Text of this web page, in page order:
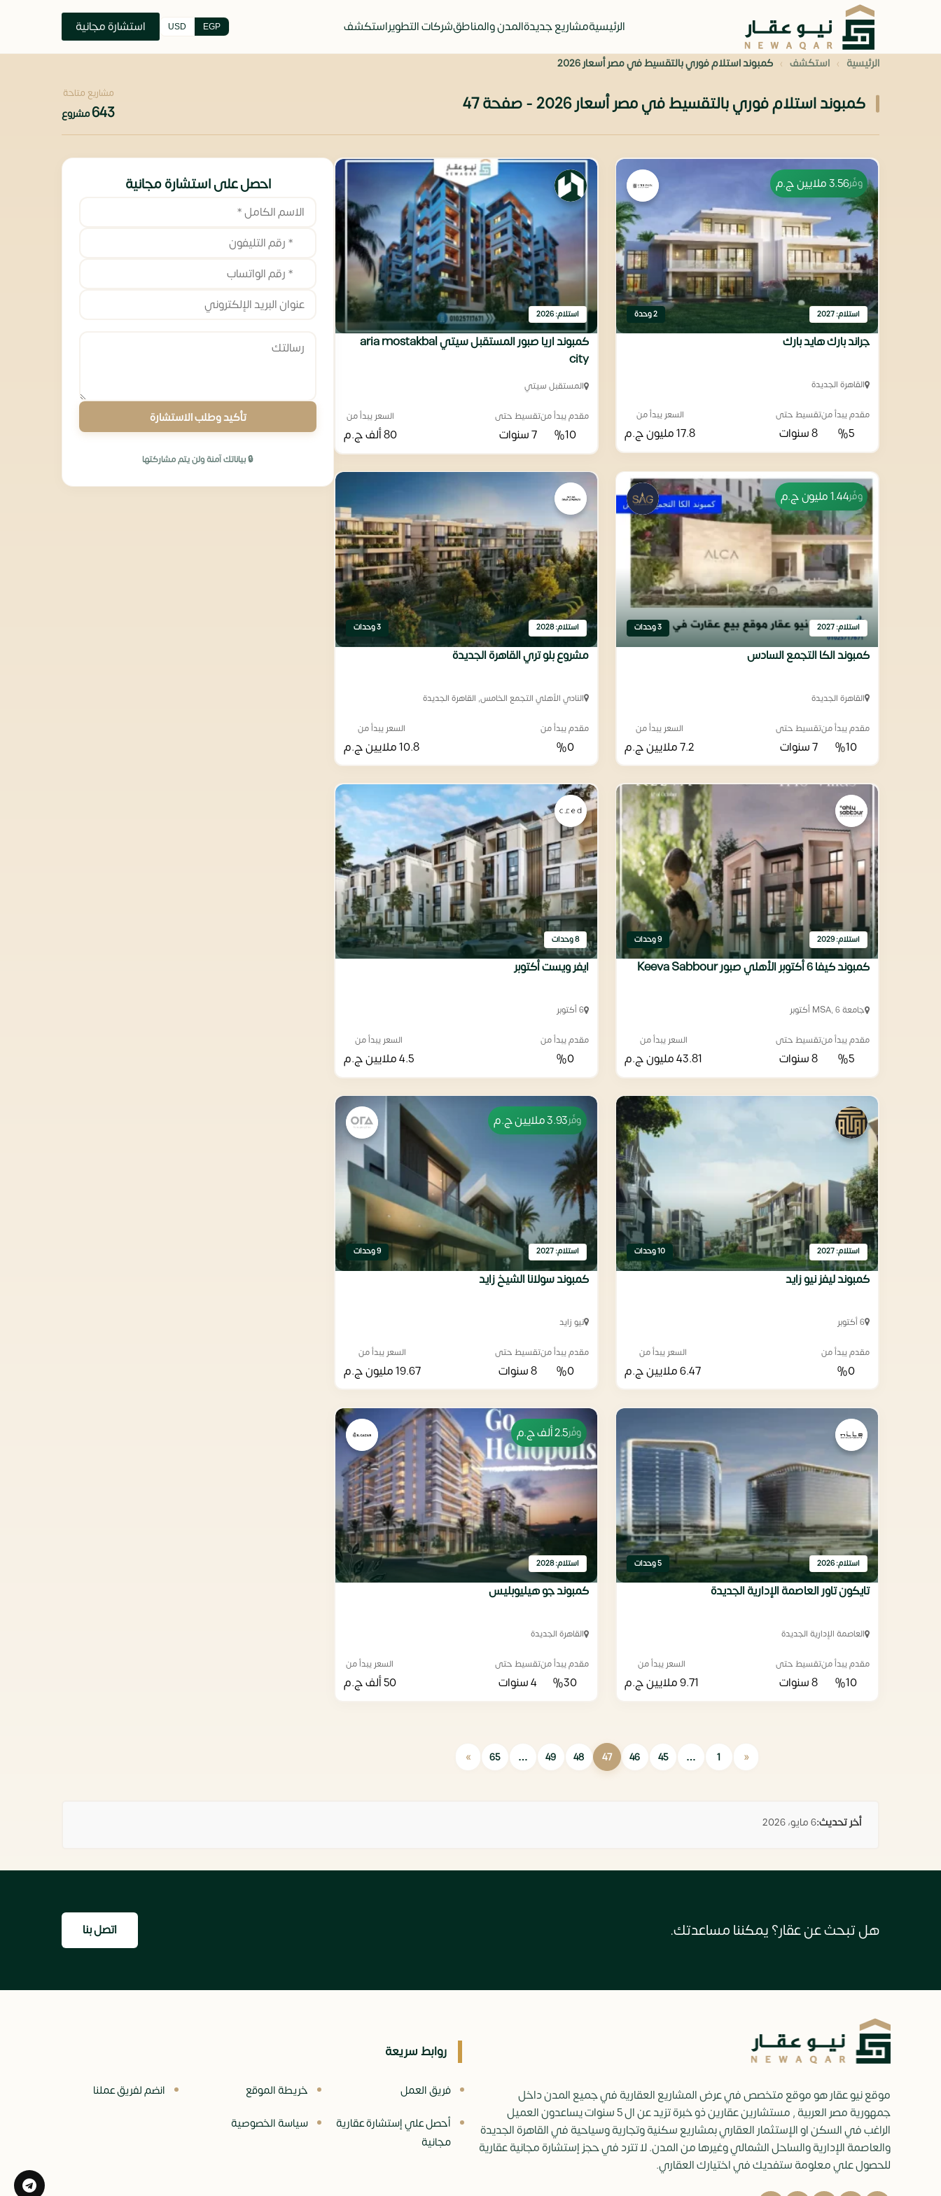
الرئيسيةمشاريع جديدةالمدن والمناطقشركات التطويراستكشف EGP
USD استشارة مجانية
الرئيسية › استكشف › كمبوند استلام فوري بالتقسيط في مصر أسعار 2026
كمبوند استلام فوري بالتقسيط في مصر أسعار 2026 - صفحة 47 مشاريع متاحة
643مشروع
وفّر3.56 ملايين ج.م
استلام: 2027 2 وحدة
جراند بارك هايد بارك
القاهرة الجديدة
مقدم يبدأ من
%5
تقسيط حتى
8 سنوات
السعر يبدأ من
17.8 مليون ج.م
استلام: 2026
كمبوند اريا صبور المستقبل سيتي aria mostakbal
city
المستقبل سيتي
مقدم يبدأ من
%10
تقسيط حتى
7 سنوات
السعر يبدأ من
80 ألف ج.م
وفّر1.44 مليون ج.م
استلام: 2027 3 وحدات
كمبوند الكا التجمع السادس
القاهرة الجديدة
مقدم يبدأ من
%10
تقسيط حتى
7 سنوات
السعر يبدأ من
7.2 ملايين ج.م
استلام: 2028 3 وحدات
مشروع بلو تري القاهرة الجديدة
النادي الأهلي التجمع الخامس, القاهرة الجديدة
مقدم يبدأ من
%0
السعر يبدأ من
10.8 ملايين ج.م
استلام: 2029 9 وحدات
كمبوند كيفا 6 أكتوبر الأهلي صبور Keeva Sabbour
جامعة MSA, 6 أكتوبر
مقدم يبدأ من
%5
تقسيط حتى
8 سنوات
السعر يبدأ من
43.81 مليون ج.م
8 وحدات
ايفر ويست أكتوبر
6 أكتوبر
مقدم يبدأ من
%0
السعر يبدأ من
4.5 ملايين ج.م
استلام: 2027 10 وحدات
كمبوند ليفز نيو زايد
6 أكتوبر
مقدم يبدأ من
%0
السعر يبدأ من
6.47 ملايين ج.م
وفّر3.93 ملايين ج.م
استلام: 2027 9 وحدات
كمبوند سولانا الشيخ زايد
نيو زايد
مقدم يبدأ من
%0
تقسيط حتى
8 سنوات
السعر يبدأ من
19.67 مليون ج.م
استلام: 2026 5 وحدات
تايكون تاور العاصمة الإدارية الجديدة
العاصمة الإدارية الجديدة
مقدم يبدأ من
%10
تقسيط حتى
8 سنوات
السعر يبدأ من
9.71 ملايين ج.م
وفّر2.5 ألف ج.م
استلام: 2028
كمبوند جو هيليوبليس
القاهرة الجديدة
مقدم يبدأ من
%30
تقسيط حتى
4 سنوات
السعر يبدأ من
50 ألف ج.م
«
1
…
45
46
47
48
49
…
65
»
احصل على استشارة مجانية
تأكيد وطلب الاستشارة
🔒 بياناتك آمنة ولن يتم مشاركتها
أخر تحديث:6 مايو، 2026
هل تبحث عن عقار؟ يمكننا مساعدتك. اتصل بنا
موقع نيو عقار هو موقع متخصص في عرض المشاريع العقارية في جميع المدن داخل
جمهورية مصر العربية , مستشارين عقارين ذو خبرة تزيد عن ال 5 سنوات يساعدون العميل
الراغب في السكن او الإستثمار العقاري بمشاريع سكنية وتجارية وسياحية في القاهرة الجديدة
والعاصمة الإدارية والساحل الشمالي وغيرها من المدن. لا تترد في حجز إستشارة مجانية عقارية
للحصول علي معلومة ستفديك في اختيارك العقاري.
روابط سريعة
فريق العمل خريطة الموقع
انضم لفريق عملنا
أحصل علي إستشارة عقارية
مجانية
سياسة الخصوصية